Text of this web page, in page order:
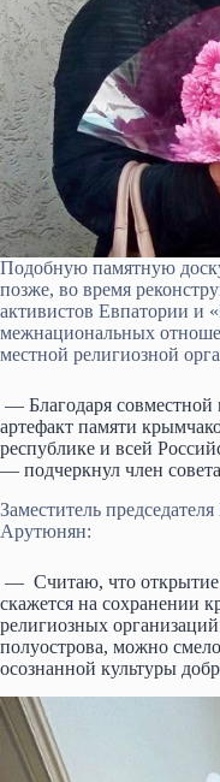
Подобную памятную
позже, во время
активистов Евпатории и
межнациональных
местной религиозной
— Благодаря совместной
артефакт памяти
республике и всей
— подчеркнул член
Заместитель
Арутюнян:
— Считаю, что открытие
скажется на сохранении
религиозных
полуострова, можно
осознанной культуры